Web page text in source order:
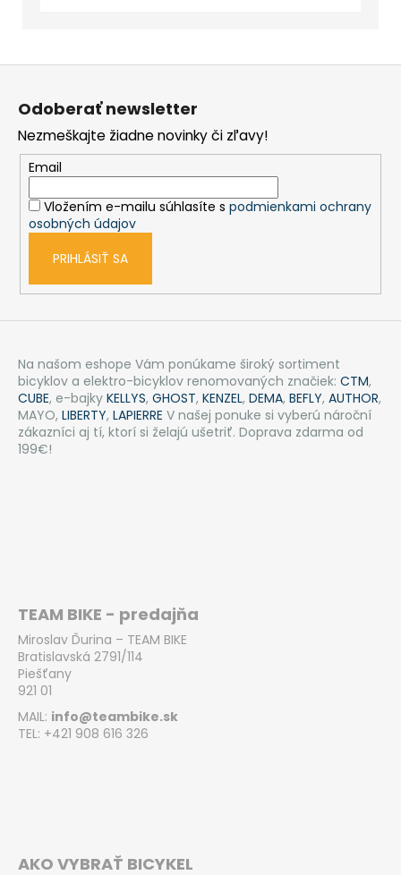
Z
Odoberať newsletter
Nezmeškajte žiadne novinky či zľavy!
Email
Vložením e-mailu súhlasíte s podmienkami ochrany
osobných údajov
PRIHLÁSIŤ SA
Na našom eshope Vám ponúkame široký sortiment
bicyklov a elektro-bicyklov renomovaných značiek: CTM,
CUBE, e-bajky KELLYS, GHOST, KENZEL, DEMA, BEFLY, AUTHOR,
MAYO, LIBERTY, LAPIERRE V našej ponuke si vyberú nároční
zákazníci aj tí, ktorí si želajú ušetriť. Doprava zdarma od
199€!
TEAM BIKE - predajňa
Miroslav Ďurina – TEAM BIKE
Bratislavská 2791/114
Piešťany
921 01
MAIL: info@teambike.sk
TEL: +421 908 616 326
AKO VYBRAŤ BICYKEL